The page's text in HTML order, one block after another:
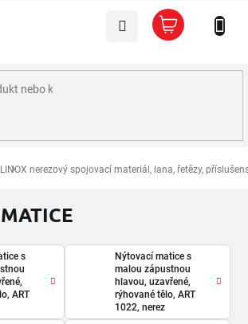
Nákupní
košík
INOX nerezový spojovací materiál, lana, řetězy,
s
ART
Nýtovací matice s
malou zápustnou
hlavou, uzavřené,
rýhované tělo, ART
1022, nerez